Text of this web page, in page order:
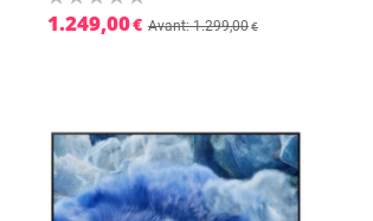
1.249,00€ Avant: 1.299,00€